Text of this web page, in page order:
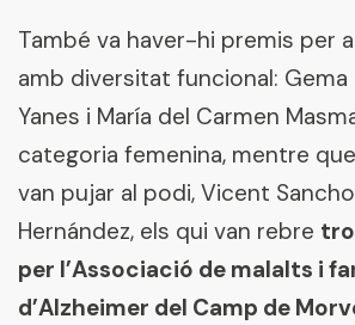
També va haver-hi premis per
amb diversitat funcional: Gema
Yanes i María del Carmen
categoria femenina, mentre
van pujar al podi, Vicent
Hernández, els qui van rebre
per l’Associació de malalts i
d’Alzheimer del Camp de